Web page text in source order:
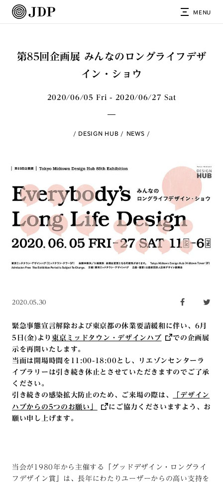
MENU
第85回企画展 みんなのロングライフデザ
イン・ショウ
2020/06/05 Fri - 2020/06/27 Sat
DESIGN HUB NEWS
2020.05.30
緊急事態宣言解除および東京都の休業要請緩和に伴い、6月
5日(金)より 東京ミッドタウン・デザインハブ
での企画展
示を再開いたします。
当面は開場時間を11:00-18:00とし、リエゾンセンターラ
イブラリーは引き続き休止とさせていただきますのでご了承
ください。
引き続きの感染拡大防止のため、ご来場の際は、
「デザイン
ハブからの5つのお願い」
にご協力くださいますよう、お
願い申し上げます。
当会が1980年から主催する「グッドデザイン・ロングライ
フデザイン賞」は、長年にわたりユーザーからの高い支持を